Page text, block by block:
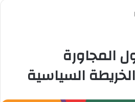
المجاورة
السياسية